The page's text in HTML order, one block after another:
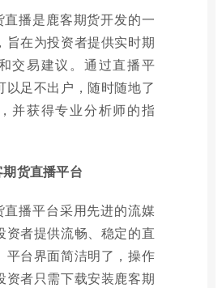
直播是鹿客期货开发的一
旨在为投资者提供实时期
交易建议。通过直播平
以足不出户，随时随地了
并获得专业分析师的指
货直播平台
直播平台采用先进的流媒
资者提供流畅、稳定的直
平台界面简洁明了，操作
资者只需下载安装鹿客期